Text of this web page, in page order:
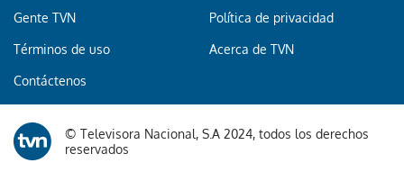
Gente TVN Política de privacidad
Términos de uso Acerca de TVN
Contáctenos
© Televisora Nacional, S.A 2024, todos los derechos
reservados